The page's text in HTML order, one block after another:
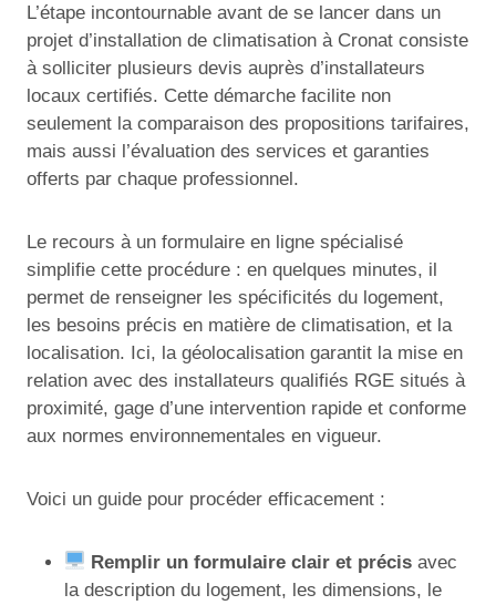
L’étape incontournable avant de se lancer dans un
projet d’installation de climatisation à Cronat consiste
à solliciter plusieurs devis auprès d’installateurs
locaux certifiés. Cette démarche facilite non
seulement la comparaison des propositions tarifaires,
mais aussi l’évaluation des services et garanties
offerts par chaque professionnel.
Le recours à un formulaire en ligne spécialisé
simplifie cette procédure : en quelques minutes, il
permet de renseigner les spécificités du logement,
les besoins précis en matière de climatisation, et la
localisation. Ici, la géolocalisation garantit la mise en
relation avec des installateurs qualifiés RGE situés à
proximité, gage d’une intervention rapide et conforme
aux normes environnementales en vigueur.
Voici un guide pour procéder efficacement :
Remplir un formulaire clair et précis avec
la description du logement, les dimensions, le